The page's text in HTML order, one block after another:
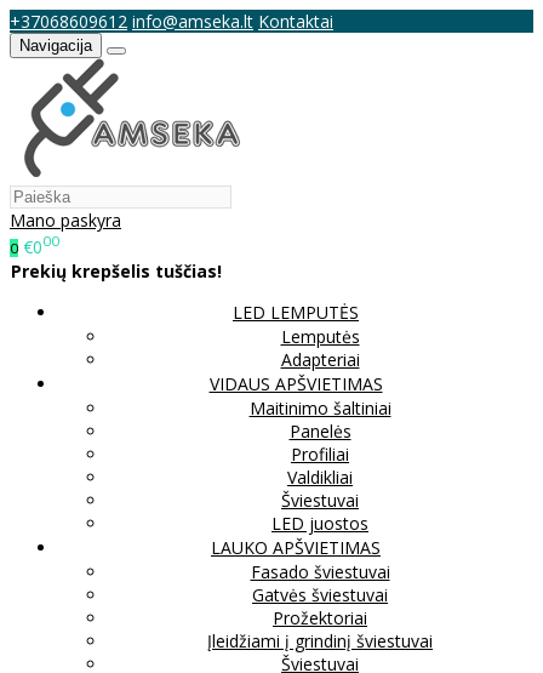
+37068609612 info@amseka.lt Kontaktai
Navigacija
Mano paskyra
0 €000
Prekių krepšelis tuščias!
LED LEMPUTĖS
Lemputės
Adapteriai
VIDAUS APŠVIETIMAS
Maitinimo šaltiniai
Panelės
Profiliai
Valdikliai
Šviestuvai
LED juostos
LAUKO APŠVIETIMAS
Fasado šviestuvai
Gatvės šviestuvai
Prožektoriai
Įleidžiami į grindinį šviestuvai
Šviestuvai